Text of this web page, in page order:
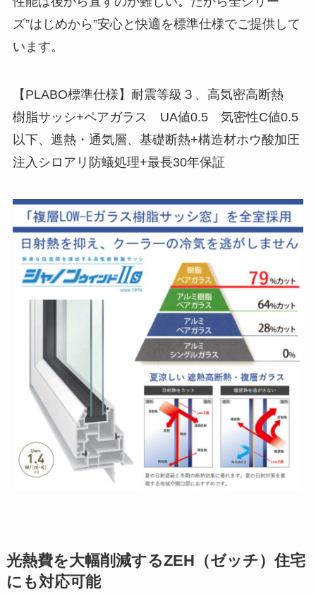
ズ”はじめから”安心と快適を標準仕様でご提供して
います。
【PLABO標準仕様】耐震等級３、高気密高断熱
樹脂サッシ+ペアガラス UA値0.5 気密性C値0.5
以下、遮熱・通気層、基礎断熱+構造材ホウ酸加圧
注入シロアリ防蟻処理+最長30年保証
光熱費を大幅削減するZEH（ゼッチ）住宅
にも対応可能